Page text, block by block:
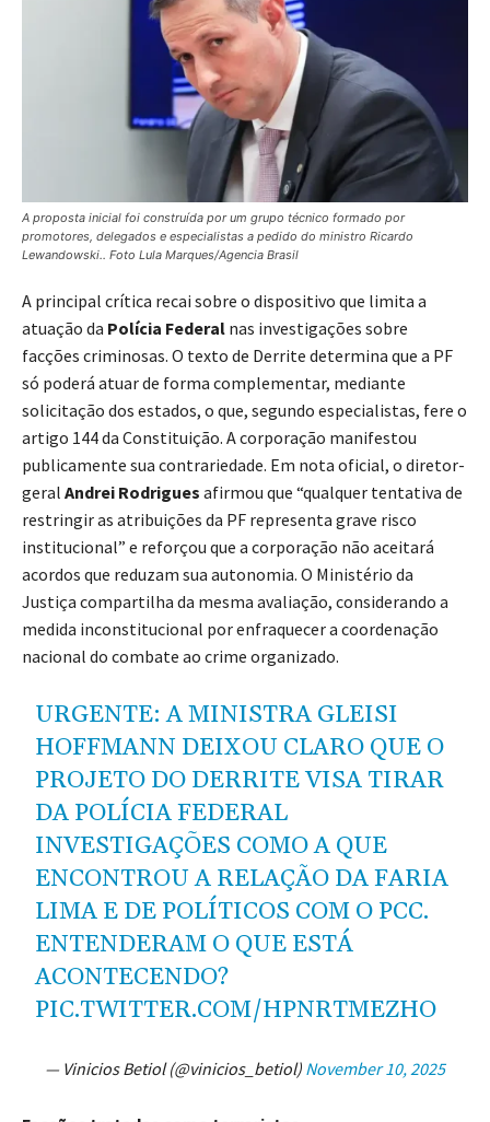
A proposta inicial foi construída por um grupo técnico formado por
promotores, delegados e especialistas a pedido do ministro Ricardo
Lewandowski.. Foto Lula Marques/Agencia Brasil
A principal crítica recai sobre o dispositivo que limita a
atuação da Polícia Federal nas investigações sobre
facções criminosas. O texto de Derrite determina que a PF
só poderá atuar de forma complementar, mediante
solicitação dos estados, o que, segundo especialistas, fere o
artigo 144 da Constituição. A corporação manifestou
publicamente sua contrariedade. Em nota oficial, o diretor-
geral Andrei Rodrigues afirmou que “qualquer tentativa de
restringir as atribuições da PF representa grave risco
institucional” e reforçou que a corporação não aceitará
acordos que reduzam sua autonomia. O Ministério da
Justiça compartilha da mesma avaliação, considerando a
medida inconstitucional por enfraquecer a coordenação
nacional do combate ao crime organizado.
URGENTE: A MINISTRA GLEISI
HOFFMANN DEIXOU CLARO QUE O
PROJETO DO DERRITE VISA TIRAR
DA POLÍCIA FEDERAL
INVESTIGAÇÕES COMO A QUE
ENCONTROU A RELAÇÃO DA FARIA
LIMA E DE POLÍTICOS COM O PCC.
ENTENDERAM O QUE ESTÁ
ACONTECENDO?
PIC.TWITTER.COM/HPNRTMEZHO
— Vinicios Betiol (@vinicios_betiol) November 10, 2025